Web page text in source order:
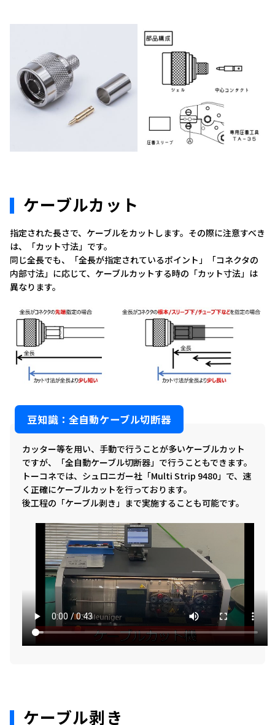
ケーブルカット
指定された長さで、ケーブルをカットします。その際に注意すべき
は、「カット寸法」です。
同じ全長でも、「全長が指定されているポイント」「コネクタの
内部寸法」に応じて、ケーブルカットする時の「カット寸法」は
異なります。
豆知識：全自動ケーブル切断器
カッター等を用い、手動で行うことが多いケーブルカット
ですが、「全自動ケーブル切断器」で行うこともできます。
トーコネでは、シュロニガー社「Multi Strip 9480」で、速
く正確にケーブルカットを行っております。
後工程の「ケーブル剥き」まで実施することも可能です。
ケーブル剥き